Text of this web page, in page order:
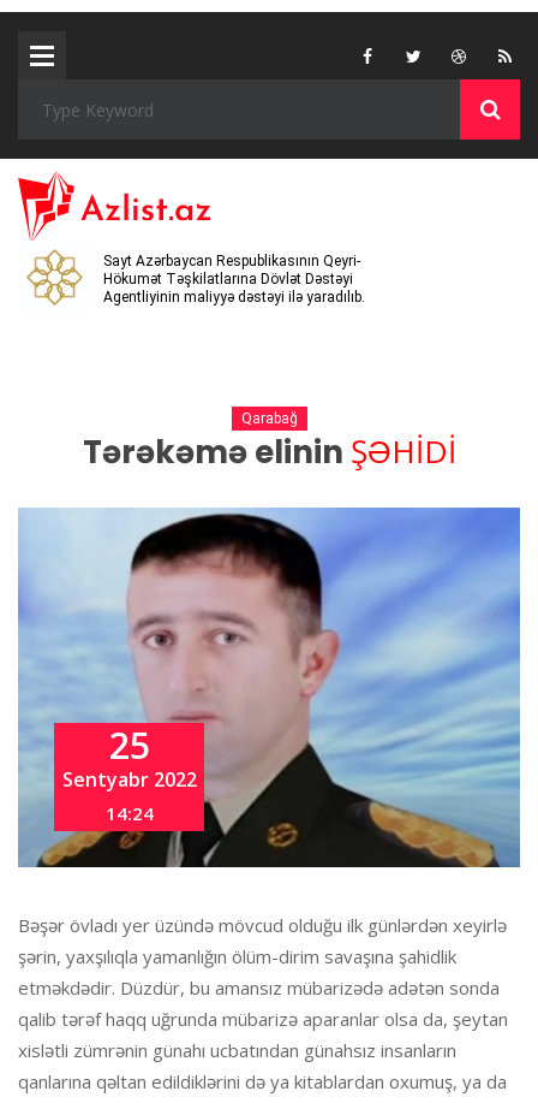
Sayt Azərbaycan Respublikasının Qeyri-
Hökumət Təşkilatlarına Dövlət Dəstəyi
Agentliyinin maliyyə dəstəyi ilə yaradılıb.
Qarabağ
Tərəkəmə elinin ŞƏHİDİ
25
Sentyabr 2022
14:24
Bəşər övladı yer üzündə mövcud olduğu ilk günlərdən xeyirlə
şərin, yaxşılıqla yamanlığın ölüm-dirim savaşına şahidlik
etməkdədir. Düzdür, bu amansız mübarizədə adətən sonda
qalib tərəf haqq uğrunda mübarizə aparanlar olsa da, şeytan
xislətli zümrənin günahı ucbatından günahsız insanların
qanlarına qəltan edildiklərini də ya kitablardan oxumuş, ya da